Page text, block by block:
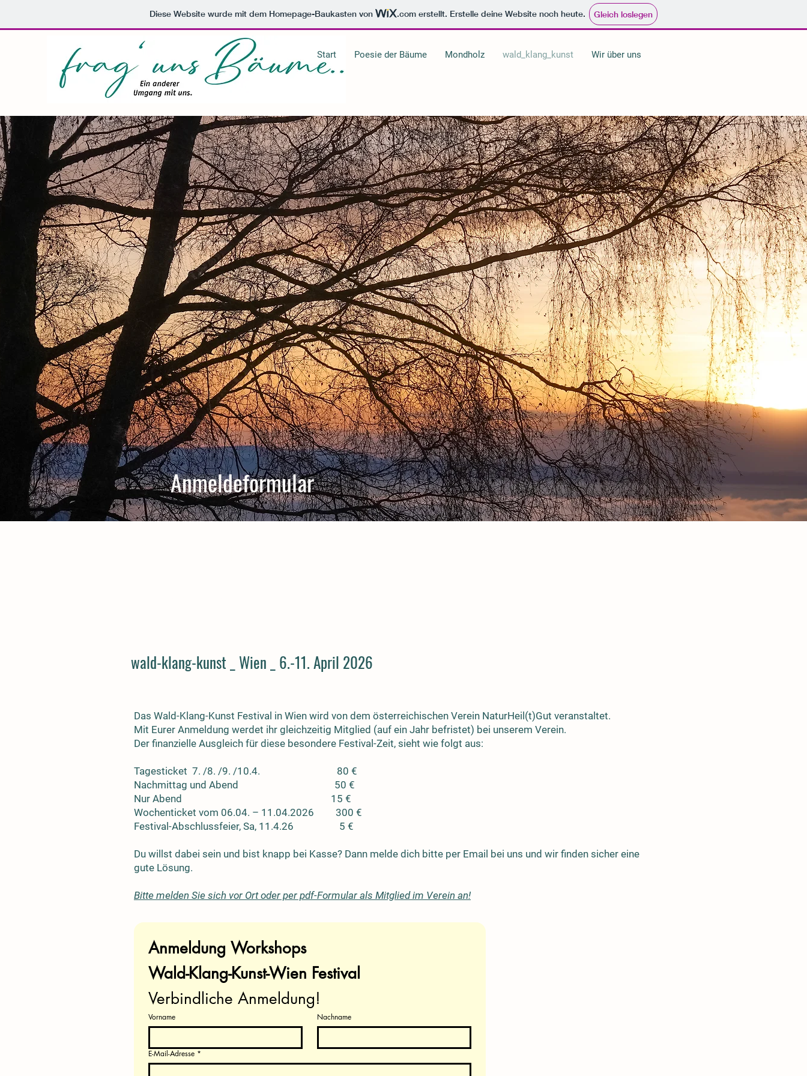
Diese Website wurde mit dem Homepage-Baukasten von .com erstellt. Erstelle deine Website noch heute. Gleich loslegen
Start Poesie der Bäume Mondholz wald_klang_kunst Wir über uns
Anmeldeformular
wald-klang-kunst _ Wien _ 6.-11. April 2026
Das Wald-Klang-Kunst Festival in Wien wird von dem österreichischen Verein NaturHeil(t)Gut veranstaltet.
Mit Eurer Anmeldung werdet ihr gleichzeitig Mitglied (auf ein Jahr befristet) bei unserem Verein.
Der finanzielle Ausgleich für diese besondere Festival-Zeit, sieht wie folgt aus:
Tagesticket 7. /8. /9. /10.4. 80 €
Nachmittag und Abend 50 €
Nur Abend 15 €
Wochenticket vom 06.04. – 11.04.2026 300 €
Festival-Abschlussfeier, Sa, 11.4.26 5 €
Du willst dabei sein und bist knapp bei Kasse? Dann melde dich bitte per Email bei uns und wir finden sicher eine
gute Lösung.
Bitte melden Sie sich vor Ort oder per pdf-Formular als Mitglied im Verein an!
Anmeldung Workshops
Wald-Klang-Kunst-Wien Festival
Verbindliche Anmeldung!
Vorname Nachname
E-Mail-Adresse *